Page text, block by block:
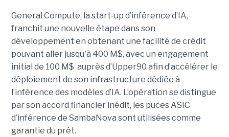
General Compute, la start-up d’inférence d’IA,
franchit une nouvelle étape dans son
développement en obtenant une facilité de crédit
pouvant aller jusqu'à 400 M$, avec un engagement
initial de 100 M$ auprès d’Upper90 afin d’accélérer le
déploiement de son infrastructure dédiée à
l’inférence des modèles d’IA. L’opération se distingue
par son accord financier inédit, les puces ASIC
d’inférence de SambaNova sont utilisées comme
garantie du prêt.